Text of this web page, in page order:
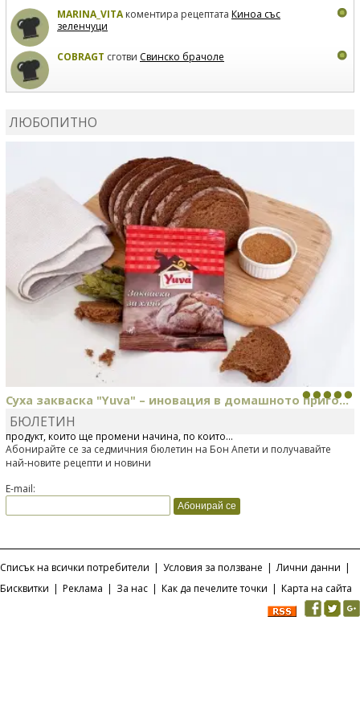
MARINA_VITAкоментира рецептата Киноа със
зеленчуци
COBRAGT сготви Свинско брачоле
ЛЮБОПИТНО
Суха закваска "Yuva" – иновация в домашното приго...
Отскоро Лесафр България стартира предлагането на изцяло нов
продукт, който ще промени начина, по който...
БЮЛЕТИН
Абонирайте се за седмичния бюлетин на Бон Апети и получавайте
най-новите рецепти и новини
E-mail:
Списък на всички потребители | Условия за ползване | Лични данни |
Бисквитки | Реклама | За нас | Как да печелите точки | Карта на сайта